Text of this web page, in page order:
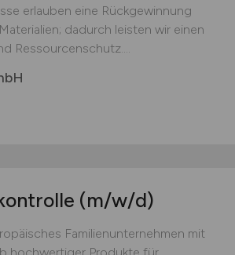
erlauben eine Rückgewinnung
dadurch leisten wir einen
Ressourcenschutz....
(m/w/d)
Familienunternehmen mit